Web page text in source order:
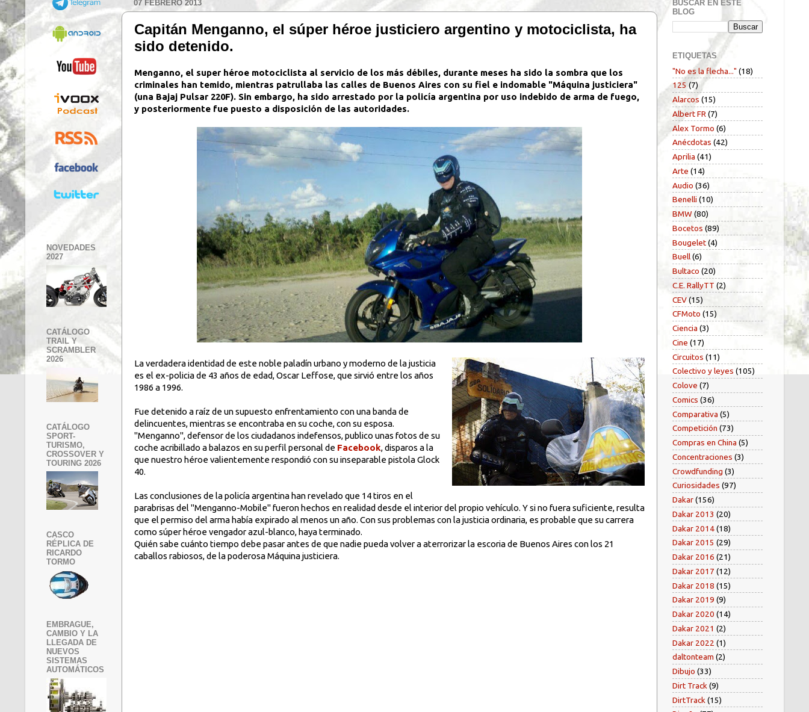
07 FEBRERO 2013
Capitán Menganno, el súper héroe justiciero argentino y motociclista, ha
sido detenido.
Menganno, el super héroe motociclista al servicio de los más débiles, durante meses ha sido la sombra que los
criminales han temido, mientras patrullaba las calles de Buenos Aires con su fiel e indomable "Máquina justiciera"
(una Bajaj Pulsar 220F). Sin embargo, ha sido arrestado por la policía argentina por uso indebido de arma de fuego,
y posteriormente fue puesto a disposición de las autoridades.
La verdadera identidad de este noble paladín urbano y moderno de la justicia
es el ex-policia de 43 años de edad, Oscar Leffose, que sirvió entre los años
1986 a 1996.
Fue detenido a raíz de un supuesto enfrentamiento con una banda de
delincuentes, mientras se encontraba en su coche, con su esposa.
"Menganno", defensor de los ciudadanos indefensos, publico unas fotos de su
coche acribillado a balazos en su perfil personal de Facebook, disparos a la
que nuestro héroe valientemente respondió con su inseparable pistola Glock
40.
Las conclusiones de la policía argentina han revelado que 14 tiros en el
parabrisas del "Menganno-Mobile" fueron hechos en realidad desde el interior del propio vehículo. Y si no fuera suficiente, resulta
que el permiso del arma había expirado al menos un año. Con sus problemas con la justicia ordinaria, es probable que su carrera
como súper héroe vengador azul-blanco, haya terminado.
Quién sabe cuánto tiempo debe pasar antes de que nadie pueda volver a aterrorizar la escoria de Buenos Aires con los 21
caballos rabiosos, de la poderosa Máquina justiciera.
NOVEDADES
2027
CATÁLOGO
TRAIL Y
SCRAMBLER
2026
CATÁLOGO
SPORT-
TURISMO,
CROSSOVER Y
TOURING 2026
CASCO
RÉPLICA DE
RICARDO
TORMO
EMBRAGUE,
CAMBIO Y LA
LLEGADA DE
NUEVOS
SISTEMAS
AUTOMÁTICOS
BUSCAR EN ESTE
BLOG
ETIQUETAS
"No es la flecha..." (18)
125 (7)
Alarcos (15)
Albert FR (7)
Alex Tormo (6)
Anécdotas (42)
Aprilia (41)
Arte (14)
Audio (36)
Benelli (10)
BMW (80)
Bocetos (89)
Bougelet(4)
Buell(6)
Bultaco (20)
C.E. RallyTT (2)
CEV(15)
CFMoto (15)
Ciencia (3)
Cine (17)
Circuitos (11)
Colectivo y leyes (105)
Colove (7)
Comics (36)
Comparativa (5)
Competición (73)
Compras en China (5)
Concentraciones (3)
Crowdfunding (3)
Curiosidades (97)
Dakar(156)
Dakar 2013 (20)
Dakar 2014(18)
Dakar 2015 (29)
Dakar 2016 (21)
Dakar 2017 (12)
Dakar 2018 (15)
Dakar 2019 (9)
Dakar 2020 (14)
Dakar 2021 (2)
Dakar 2022 (1)
daltonteam (2)
Dibujo (33)
Dirt Track (9)
DirtTrack (15)